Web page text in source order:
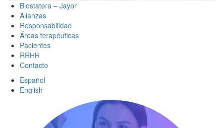
Biostatera – Jayor
Alianzas
Responsabilidad
Áreas terapéuticas
Pacientes
RRHH
Contacto
Español
English